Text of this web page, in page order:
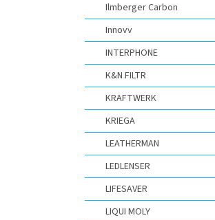
Ilmberger Carbon
Innovv
INTERPHONE
K&N FILTR
KRAFTWERK
KRIEGA
LEATHERMAN
LEDLENSER
LIFESAVER
LIQUI MOLY